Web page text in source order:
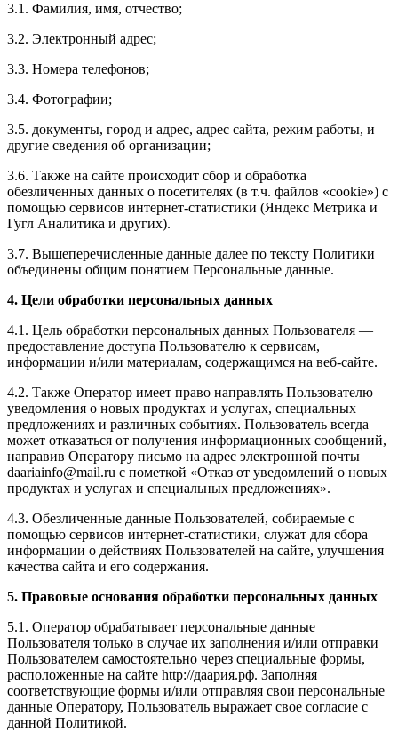
3.1. Фамилия, имя, отчество;
3.2. Электронный адрес;
3.3. Номера телефонов;
3.4. Фотографии;
3.5. документы, город и адрес, адрес сайта, режим работы, и
другие сведения об организации;
3.6. Также на сайте происходит сбор и обработка
обезличенных данных о посетителях (в т.ч. файлов «cookie») с
помощью сервисов интернет-статистики (Яндекс Метрика и
Гугл Аналитика и других).
3.7. Вышеперечисленные данные далее по тексту Политики
объединены общим понятием Персональные данные.
4. Цели обработки персональных данных
4.1. Цель обработки персональных данных Пользователя —
предоставление доступа Пользователю к сервисам,
информации и/или материалам, содержащимся на веб-сайте.
4.2. Также Оператор имеет право направлять Пользователю
уведомления о новых продуктах и услугах, специальных
предложениях и различных событиях. Пользователь всегда
может отказаться от получения информационных сообщений,
направив Оператору письмо на адрес электронной почты
daariainfo@mail.ru с пометкой «Отказ от уведомлений о новых
продуктах и услугах и специальных предложениях».
4.3. Обезличенные данные Пользователей, собираемые с
помощью сервисов интернет-статистики, служат для сбора
информации о действиях Пользователей на сайте, улучшения
качества сайта и его содержания.
5. Правовые основания обработки персональных данных
5.1. Оператор обрабатывает персональные данные
Пользователя только в случае их заполнения и/или отправки
Пользователем самостоятельно через специальные формы,
расположенные на сайте http://даария.рф. Заполняя
соответствующие формы и/или отправляя свои персональные
данные Оператору, Пользователь выражает свое согласие с
данной Политикой.